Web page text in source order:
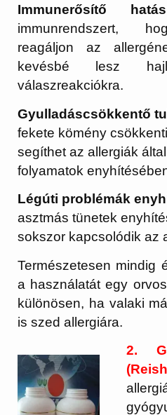
Immunerősítő hatás
immunrendszert,
reagáljon az
kevésbé lesz
válaszreakciókra.
Gyulladáscsökkentő
fekete kömény
segíthet az allergiák
folyamatok
Légúti problémák
asztmás tünetek
sokszor kapcsolódik az
Természetesen mindig
a használatát egy
különösen, ha valaki
is szed allergiára.
2.